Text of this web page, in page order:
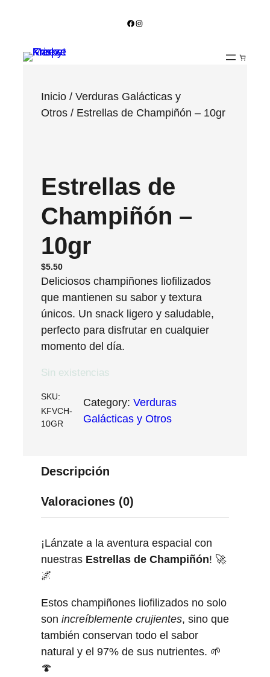
Facebook Instagram
Inicio / Verduras Galácticas y
Otros / Estrellas de Champiñón – 10gr
Estrellas de
Champiñón –
10gr
$5.50
Deliciosos champiñones liofilizados
que mantienen su sabor y textura
únicos. Un snack ligero y saludable,
perfecto para disfrutar en cualquier
momento del día.
Sin existencias
SKU:
KFVCH-
10GR
Category:Verduras
Galácticas y Otros
Descripción
Valoraciones (0)
¡Lánzate a la aventura espacial con
nuestras Estrellas de Champiñón! 🚀
🌌
Estos champiñones liofilizados no solo
son increíblemente crujientes, sino que
también conservan todo el sabor
natural y el 97% de sus nutrientes. 🌱
🍄